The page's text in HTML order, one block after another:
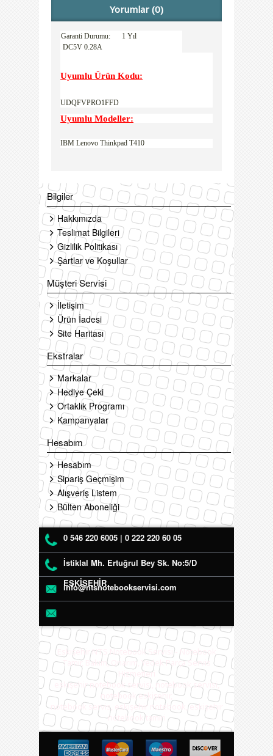
Yorumlar (0)
Garanti Durumu:
1 Yıl
DC5V 0.28A
Uyumlu Ürün Kodu:
UDQFVPRO1FFD
Uyumlu Modeller:
IBM Lenovo Thinkpad T410
Bilgiler
Hakkımızda
Teslimat Bilgileri
Gizlilik Politikası
Şartlar ve Koşullar
Müşteri Servisi
İletişim
Ürün İadesi
Site Haritası
Ekstralar
Markalar
Hediye Çeki
Ortaklık Programı
Kampanyalar
Hesabım
Hesabım
Sipariş Geçmişim
Alışveriş Listem
Bülten Aboneliği
0 546 220 6005 | 0 222 220 60 05
İstiklal Mh. Ertuğrul Bey Sk. No:5/D
ESKİŞEHİR
info@ntsnotebookservisi.com
Eskişehir NTS Notebook Servisi - Notebook
Tamir, Bakım, Onarım, Yedek Parça Servis
Hizmetleri
eskişehir notebook servisi, notebook servisi,
notebook eskişehir,
notebook servis, eskişehir notebook, eskişehir
notebook tamiri